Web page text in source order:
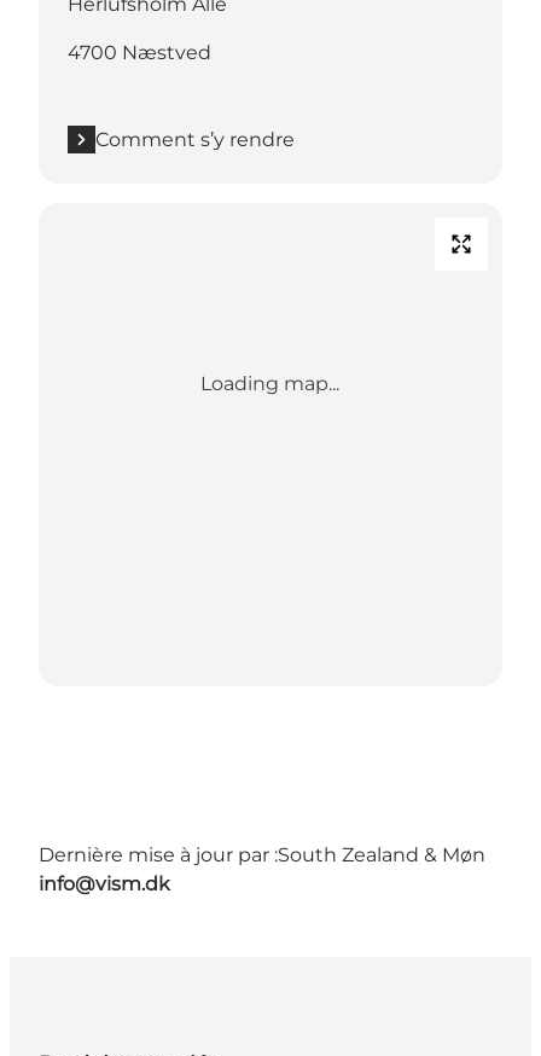
4700 Næstved
Comment s’y rendre
Loading map...
Dernière mise à jour par :South Zealand & Møn
info@vism.dk